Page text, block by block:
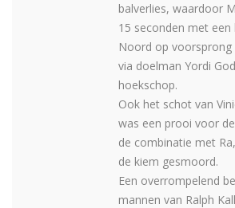
balverlies, waardoor
15 seconden met een
Noord op
via doelman Yordi
hoekschop.
Ook het schot van
was een prooi voor
de combinatie met
de kiem gesmoord.
Een overrompelend
mannen van Ralph